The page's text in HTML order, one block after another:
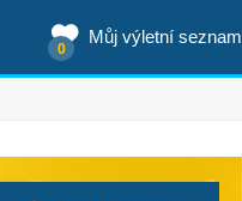
Můj výletní seznam
0